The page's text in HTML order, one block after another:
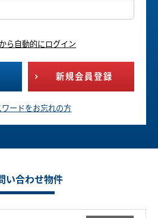
ら自動的にログイン
新規会員登録
ワードをお忘れの方
い合わせ物件